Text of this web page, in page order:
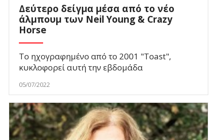
Δεύτερο δείγμα μέσα από το νέο
άλμπουμ των Neil Young & Crazy
Horse
To ηχογραφημένο από το 2001 "Toast",
κυκλοφορεί αυτή την εβδομάδα
05/07/2022